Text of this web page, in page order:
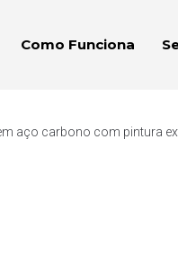
Como Funciona
carbono com pintura